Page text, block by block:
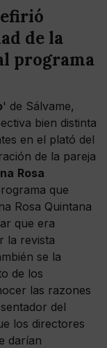
de la
programa
' de Sálvame,
bien distinta
en el plató del
de la pareja
Rosa
que
Rosa Quintana
que era
la revista
se la
de los
las razones
del
los directores
darían